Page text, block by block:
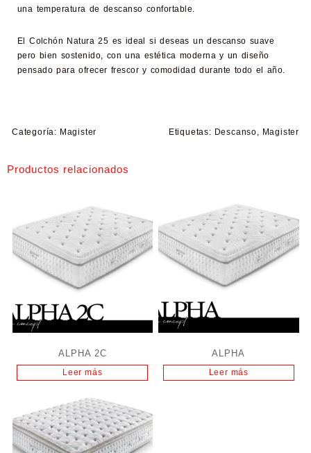
una temperatura de descanso confortable.
El Colchón Natura 25 es ideal si deseas un descanso suave
pero bien sostenido, con una estética moderna y un diseño
pensado para ofrecer frescor y comodidad durante todo el año.
Categoría: Magister Etiquetas: Descanso, Magister
Productos relacionados
ALPHA 2C
Leer más
ALPHA
Leer más